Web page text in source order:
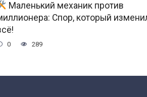
Маленький механик против
Спор, который
0 289